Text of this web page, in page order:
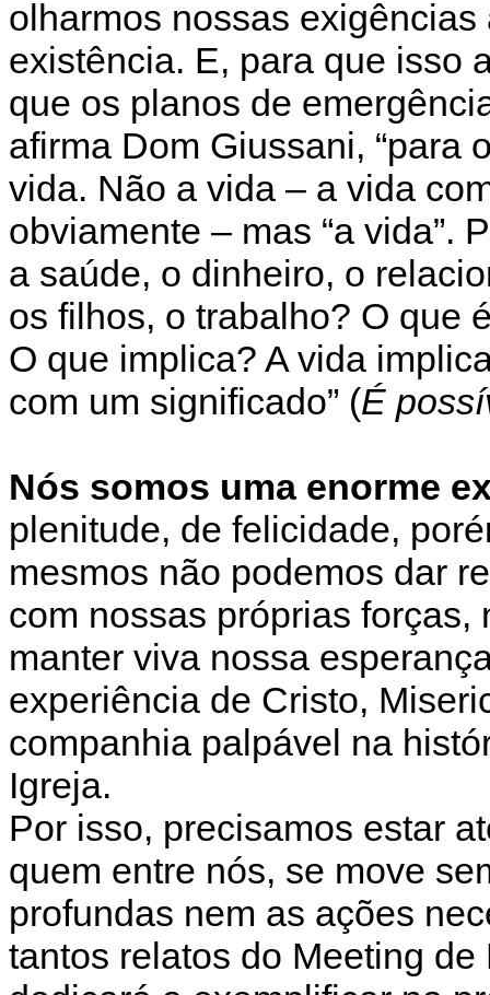
olharmos nossas
existência. E, para que isso
que os planos de
afirma Dom Giussani, “para
vida. Não a vida – a vida
obviamente – mas “a vida”.
a saúde, o dinheiro, o
os filhos, o trabalho? O que
O que implica? A vida
com um significado” (É
Nós somos uma enorme
plenitude, de felicidade,
mesmos não podemos dar
com nossas próprias
manter viva nossa
experiência de Cristo,
companhia palpável na
Igreja.
Por isso, precisamos estar
quem entre nós, se move
profundas nem as ações
tantos relatos do Meeting